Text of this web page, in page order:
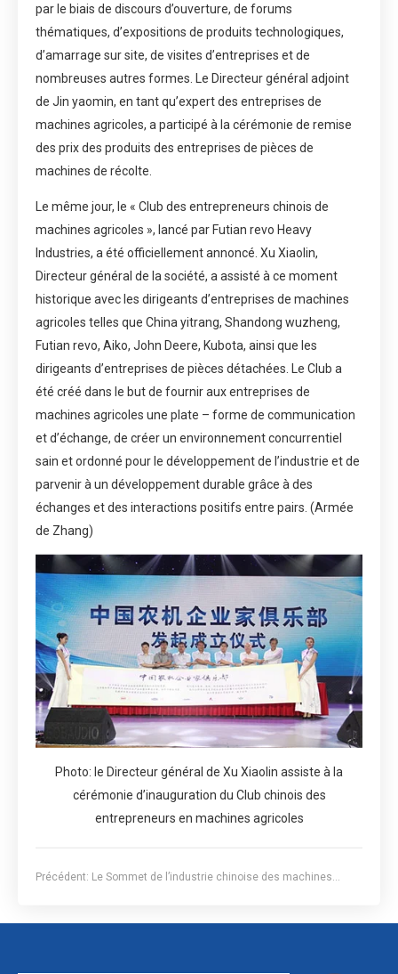
par le biais de discours d’ouverture, de forums
thématiques, d’expositions de produits technologiques,
d’amarrage sur site, de visites d’entreprises et de
nombreuses autres formes. Le Directeur général adjoint
de Jin yaomin, en tant qu’expert des entreprises de
machines agricoles, a participé à la cérémonie de remise
des prix des produits des entreprises de pièces de
machines de récolte.
Le même jour, le « Club des entrepreneurs chinois de
machines agricoles », lancé par Futian revo Heavy
Industries, a été officiellement annoncé. Xu Xiaolin,
Directeur général de la société, a assisté à ce moment
historique avec les dirigeants d’entreprises de machines
agricoles telles que China yitrang, Shandong wuzheng,
Futian revo, Aiko, John Deere, Kubota, ainsi que les
dirigeants d’entreprises de pièces détachées. Le Club a
été créé dans le but de fournir aux entreprises de
machines agricoles une plate – forme de communication
et d’échange, de créer un environnement concurrentiel
sain et ordonné pour le développement de l’industrie et de
parvenir à un développement durable grâce à des
échanges et des interactions positifs entre pairs. (Armée
de Zhang)
Photo: le Directeur général de Xu Xiaolin assiste à la
cérémonie d’inauguration du Club chinois des
entrepreneurs en machines agricoles
Précédent: Le Sommet de l’industrie chinoise des machines